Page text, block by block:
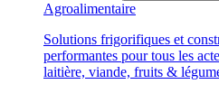
Agroalimentaire
Solutions frigorifiques et
performantes pour tous les
laitière, viande, fruits &